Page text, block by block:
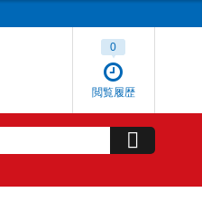
閲覧履歴
0